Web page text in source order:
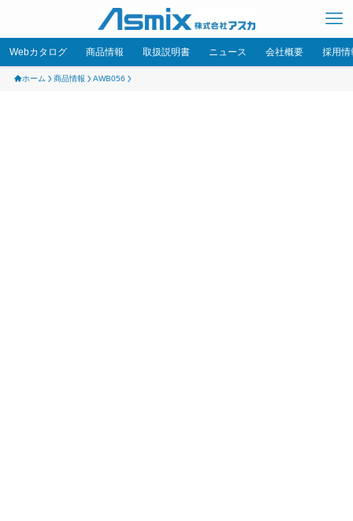
Webカタログ 商品情報 取扱説明書 ニュース 会社概要 採用情
ホーム 商品情報 AWB056